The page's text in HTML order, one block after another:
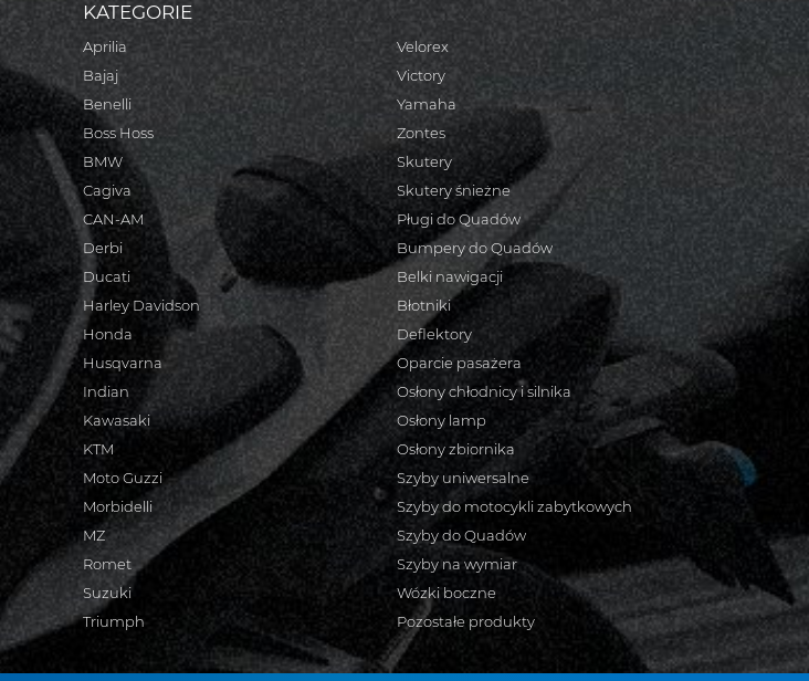
KATEGORIE
Aprilia
Bajaj
Benelli
Boss Hoss
BMW
Cagiva
CAN-AM
Derbi
Ducati
Harley Davidson
Honda
Husqvarna
Indian
Kawasaki
KTM
Moto Guzzi
Morbidelli
MZ
Romet
Suzuki
Triumph
Velorex
Victory
Yamaha
Zontes
Skutery
Skutery śnieżne
Pługi do Quadów
Bumpery do Quadów
Belki nawigacji
Błotniki
Deflektory
Oparcie pasażera
Osłony chłodnicy i silnika
Osłony lamp
Osłony zbiornika
Szyby uniwersalne
Szyby do motocykli zabytkowych
Szyby do Quadów
Szyby na wymiar
Wózki boczne
Pozostałe produkty